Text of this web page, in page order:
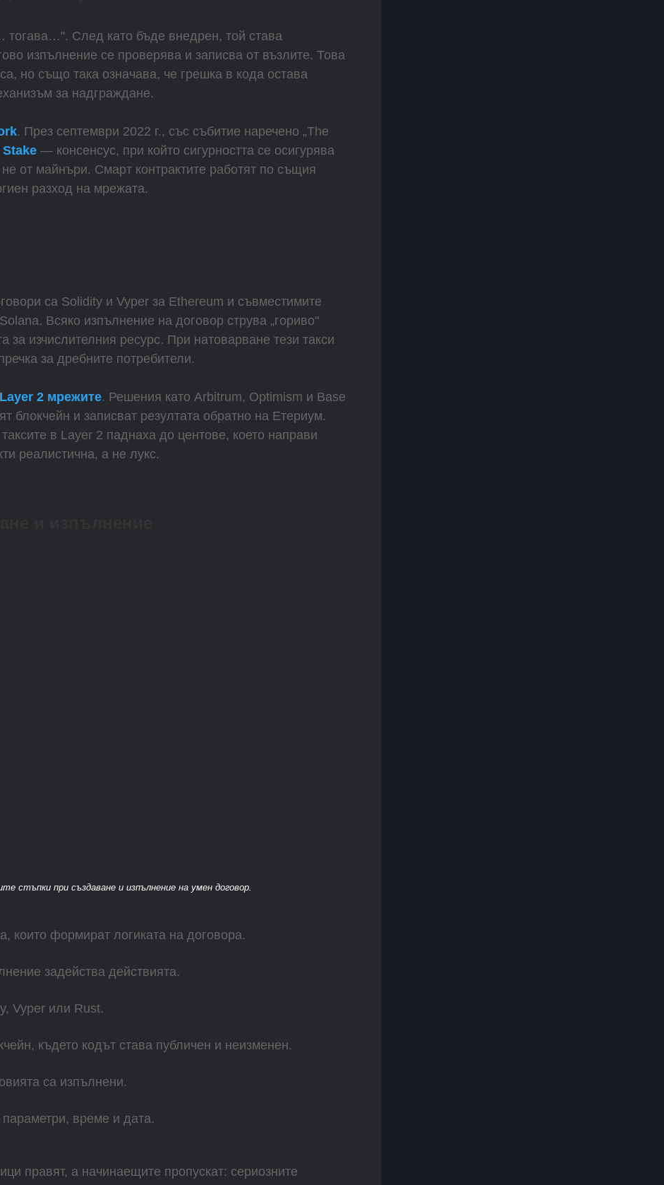
тогава…". След като бъде внедрен, той става
изпълнение се проверява и записва от възлите. Това
но също така означава, че грешка в кода остава
за надграждане.
. През септември 2022 г., със събитие наречено „The
— консенсус, при който сигурността се осигурява
от майнъри. Смарт контрактите работят по същия
разход на мрежата.
са Solidity и Vyper за Ethereum и съвместимите
Всяко изпълнение на договор струва „гориво"
за изчислителния ресурс. При натоварване тези такси
за дребните потребители.
Layer 2 мрежите. Решения като Arbitrum, Optimism и Base
блокчейн и записват резултата обратно на Етериум.
в Layer 2 паднаха до центове, което направи
реалистична, а не лукс.
стъпки при създаване и изпълнение на умен договор.
които формират логиката на договора.
задейства действията.
Vyper или Rust.
където кодът става публичен и неизменен.
са изпълнени.
време и дата.
правят, а начинаещите пропускат: сериозните